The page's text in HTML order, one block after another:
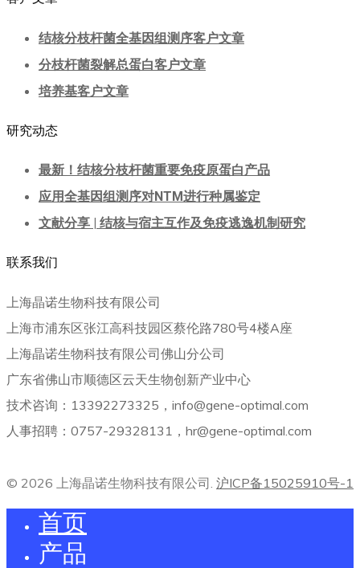
结核分枝杆菌全基因组测序客户文章
分枝杆菌裂解总蛋白客户文章
培养基客户文章
研究动态
最新！结核分枝杆菌重要免疫原蛋白产品
应用全基因组测序对NTM进行种属鉴定
文献分享 | 结核与宿主互作及免疫逃逸机制研究
联系我们
上海晶诺生物科技有限公司
上海市浦东区张江高科技园区蔡伦路780号4楼A座
上海晶诺生物科技有限公司佛山分公司
广东省佛山市顺德区云天生物创新产业中心
技术咨询：13392273325，info@gene-optimal.com
人事招聘：0757-29328131，hr@gene-optimal.com
© 2026 上海晶诺生物科技有限公司. 沪ICP备15025910号-1
首页
产品